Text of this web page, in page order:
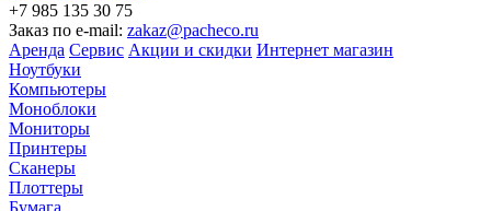
+7 985 135 30 75
Заказ по e-mail: zakaz@pacheco.ru
Аренда Сервис Акции и скидки Интернет магазин
Ноутбуки
Компьютеры
Моноблоки
Мониторы
Принтеры
Сканеры
Плоттеры
Бумага